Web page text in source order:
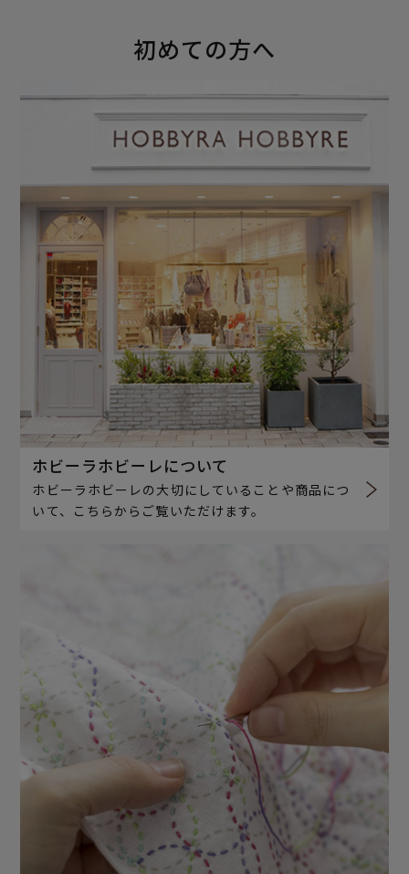
初めての方へ
ホビーラホビーレについて
ホビーラホビーレの大切にしていることや商品につ
いて、こちらからご覧いただけます。